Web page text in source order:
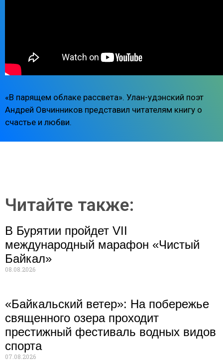
«В парящем облаке рассвета». Улан-удэнский поэт
Андрей Овчинников представил читателям книгу о
счастье и любви.
Читайте также:
В Бурятии пройдет VII
международный марафон «Чистый
Байкал»
08.08.2026
«Байкальский ветер»: На побережье
священного озера проходит
престижный фестиваль водных видов
спорта
07.08.2026